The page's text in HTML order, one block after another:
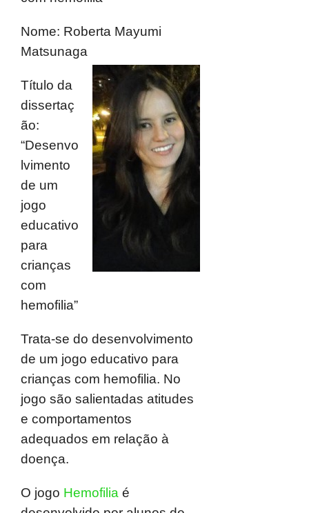
Nome: Roberta Mayumi
Matsunaga
Título da
dissertaç
ão:
“Desenvo
lvimento
de um
jogo
educativo
para
crianças
com
hemofilia”
Trata-se do desenvolvimento
de um jogo educativo para
crianças com hemofilia. No
jogo são salientadas atitudes
e comportamentos
adequados em relação à
doença.
O jogo Hemofilia é